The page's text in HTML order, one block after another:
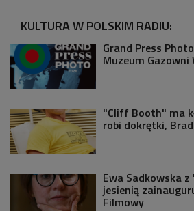
KULTURA W POLSKIM RADIU:
Grand Press
Muzeum
"Cliff Booth" ma
robi dokrętki,
Ewa Sadkowska
jesienią
Filmowy